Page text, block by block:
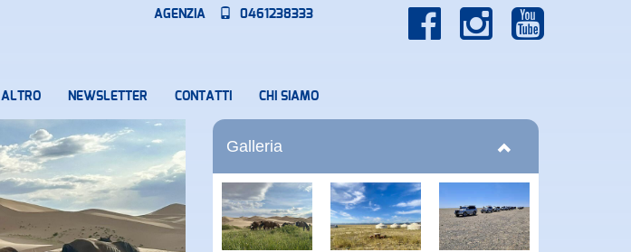
AGENZIA 0461238333
ALTRO NEWSLETTER CONTATTI CHI SIAMO
Galleria